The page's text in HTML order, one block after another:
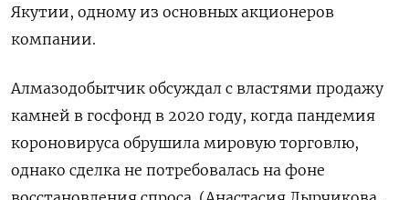
Якутии, одному из основных акционеров
компании.
Алмазодобытчик обсуждал с властями продажу
камней в госфонд в 2020 году, когда пандемия
короновируса обрушила мировую торговлю,
однако сделка не потребовалась на фоне